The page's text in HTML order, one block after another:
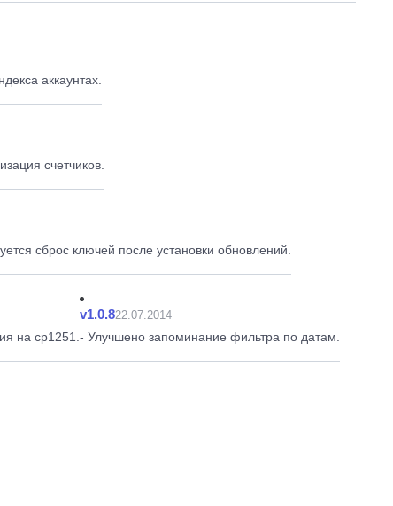
аккаунтах.
счетчиков.
сброс ключей после установки обновлений.
на cp1251.
v1.0.822.07.2014
- Улучшено запоминание фильтра по датам.